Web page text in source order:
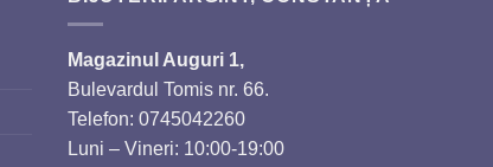
Magazinul Auguri 1,
Bulevardul Tomis nr. 66.
Telefon: 0745042260
Luni – Vineri: 10:00-19:00